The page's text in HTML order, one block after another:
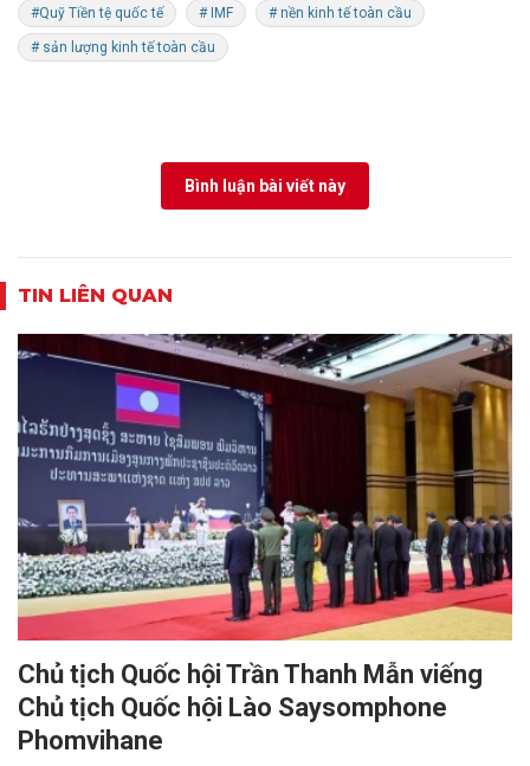
#Quỹ Tiền tệ quốc tế # IMF # nền kinh tế toàn cầu
# sản lượng kinh tế toàn cầu
Bình luận bài viết này
TIN LIÊN QUAN
Chủ tịch Quốc hội Trần Thanh Mẫn viếng
Chủ tịch Quốc hội Lào Saysomphone
Phomvihane